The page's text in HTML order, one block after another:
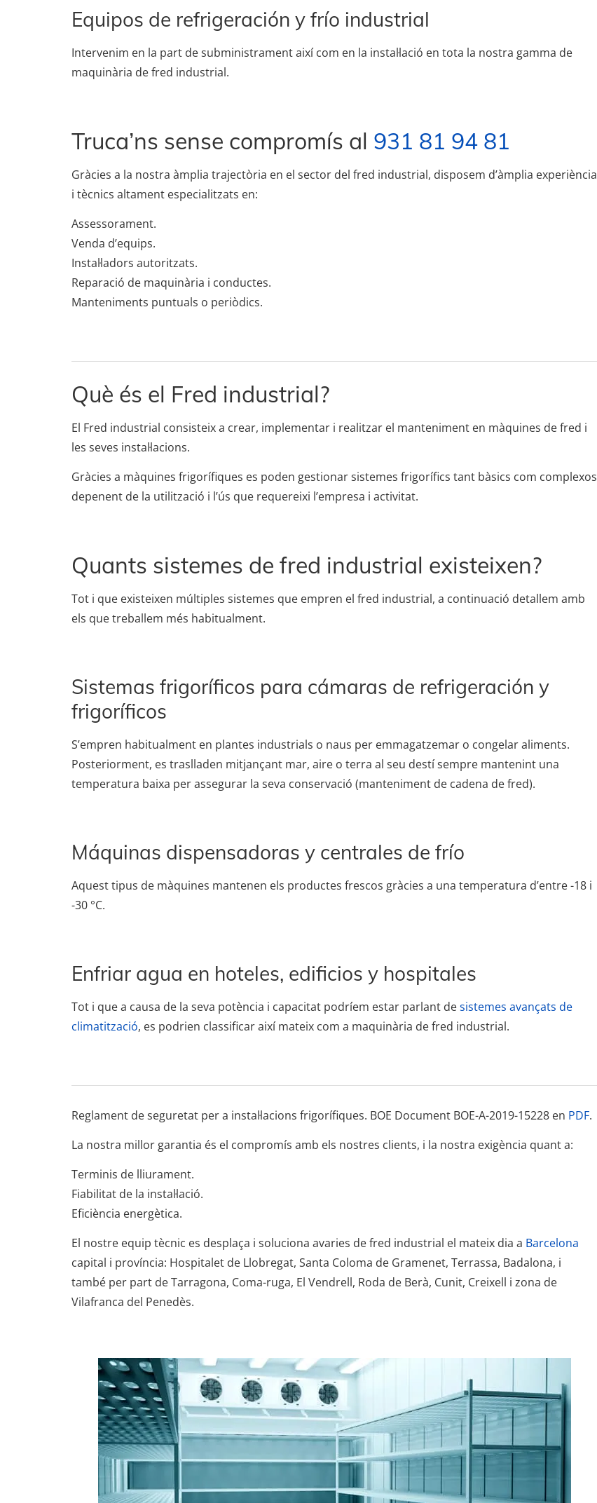
Equipos de refrigeración y frío industrial
Intervenim en la part de subministrament així com en la instal·lació en tota la nostra gamma de
maquinària de fred industrial.
Truca’ns sense compromís al 931 81 94 81
Gràcies a la nostra àmplia trajectòria en el sector del fred industrial, disposem d’àmplia experiència
i tècnics altament especialitzats en:
Assessorament.
Venda d’equips.
Instal·ladors autoritzats.
Reparació de maquinària i conductes.
Manteniments puntuals o periòdics.
Què és el Fred industrial?
El Fred industrial consisteix a crear, implementar i realitzar el manteniment en màquines de fred i
les seves instal·lacions.
Gràcies a màquines frigorífiques es poden gestionar sistemes frigorífics tant bàsics com complexos
depenent de la utilització i l’ús que requereixi l’empresa i activitat.
Quants sistemes de fred industrial existeixen?
Tot i que existeixen múltiples sistemes que empren el fred industrial, a continuació detallem amb
els que treballem més habitualment.
Sistemas frigoríficos para cámaras de refrigeración y
frigoríficos
S’empren habitualment en plantes industrials o naus per emmagatzemar o congelar aliments.
Posteriorment, es traslladen mitjançant mar, aire o terra al seu destí sempre mantenint una
temperatura baixa per assegurar la seva conservació (manteniment de cadena de fred).
Máquinas dispensadoras y centrales de frío
Aquest tipus de màquines mantenen els productes frescos gràcies a una temperatura d’entre -18 i
-30 °C.
Enfriar agua en hoteles, edificios y hospitales
Tot i que a causa de la seva potència i capacitat podríem estar parlant desistemes avançats de
climatització, es podrien classificar així mateix com a maquinària de fred industrial.
Reglament de seguretat per a instal·lacions frigorífiques. BOE Document BOE-A-2019-15228 en PDF.
La nostra millor garantia és el compromís amb els nostres clients, i la nostra exigència quant a:
Terminis de lliurament.
Fiabilitat de la instal·lació.
Eficiència energètica.
El nostre equip tècnic es desplaça i soluciona avaries de fred industrial el mateix dia a Barcelona
capital i província: Hospitalet de Llobregat, Santa Coloma de Gramenet, Terrassa, Badalona, i
també per part de Tarragona, Coma-ruga, El Vendrell, Roda de Berà, Cunit, Creixell i zona de
Vilafranca del Penedès.